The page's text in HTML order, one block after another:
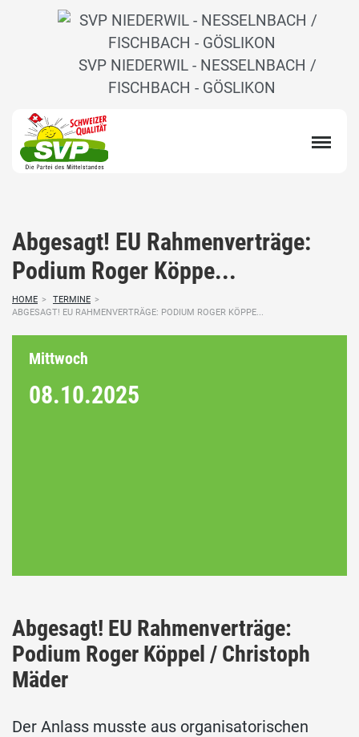
SVP NIEDERWIL - NESSELNBACH /
FISCHBACH - GÖSLIKON
Abgesagt! EU Rahmenverträge:
Podium Roger Köppe...
HOME > TERMINE >
ABGESAGT! EU RAHMENVERTRÄGE: PODIUM ROGER KÖPPE...
Mittwoch
08.10.2025
Abgesagt! EU Rahmenverträge:
Podium Roger Köppel / Christoph
Mäder
Der Anlass musste aus organisatorischen